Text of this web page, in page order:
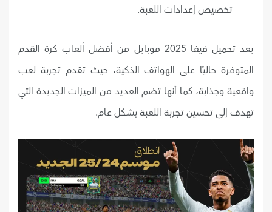
تخصيص إعدادات اللعبة.
يعد تحميل فيفا 2025 موبايل من أفضل ألعاب كرة القدم
المتوفرة حاليًا على الهواتف الذكية، حيث تقدم تجربة لعب
واقعية وجذابة، كما أنها تضم العديد من الميزات الجديدة التي
تهدف إلى تحسين تجربة اللعبة بشكل عام.